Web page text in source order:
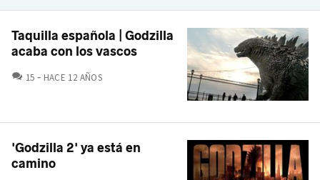
Taquilla española | Godzilla
acaba con los vascos
15 COMENTARIOS
HACE 12 AÑOS
'Godzilla 2' ya está en
camino